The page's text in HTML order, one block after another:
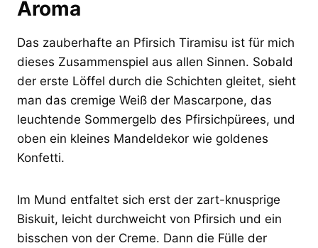
Aroma
Das zauberhafte an Pfirsich Tiramisu ist für mich
dieses Zusammenspiel aus allen Sinnen. Sobald
der erste Löffel durch die Schichten gleitet, sieht
man das cremige Weiß der Mascarpone, das
leuchtende Sommergelb des Pfirsichpürees, und
oben ein kleines Mandeldekor wie goldenes
Konfetti.
Im Mund entfaltet sich erst der zart-knusprige
Biskuit, leicht durchweicht von Pfirsich und ein
bisschen von der Creme. Dann die Fülle der